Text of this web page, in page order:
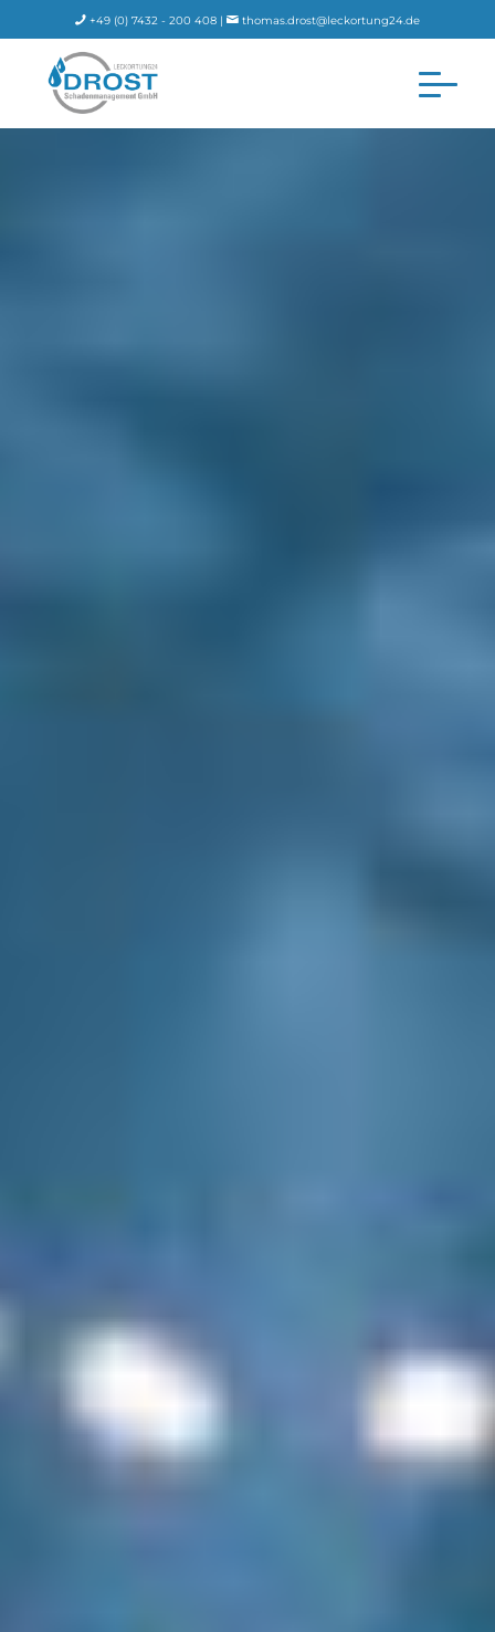
+49 (0) 7432 - 200 408 | thomas.drost@leckortung24.de